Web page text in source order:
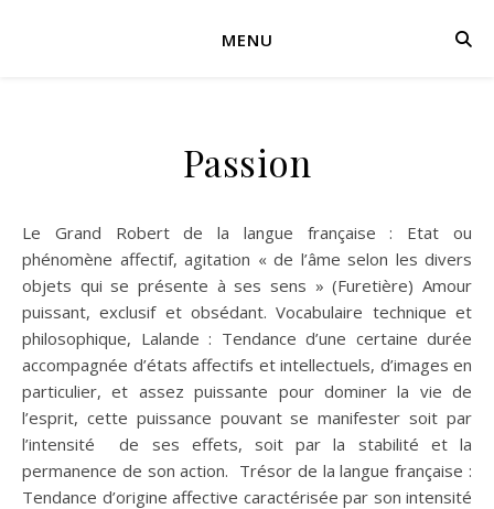
MENU
Passion
Le Grand Robert de la langue française : Etat ou
phénomène affectif, agitation « de l’âme selon les divers
objets qui se présente à ses sens » (Furetière) Amour
puissant, exclusif et obsédant. Vocabulaire technique et
philosophique, Lalande : Tendance d’une certaine durée
accompagnée d’états affectifs et intellectuels, d’images en
particulier, et assez puissante pour dominer la vie de
l’esprit, cette puissance pouvant se manifester soit par
l’intensité de ses effets, soit par la stabilité et la
permanence de son action. Trésor de la langue française :
Tendance d’origine affective caractérisée par son intensité